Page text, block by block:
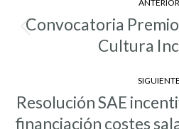
entre
entradas
ANTERIOR
Convocatoria
Cultura
SIGUIENTE
Resolución SAE
financiación costes